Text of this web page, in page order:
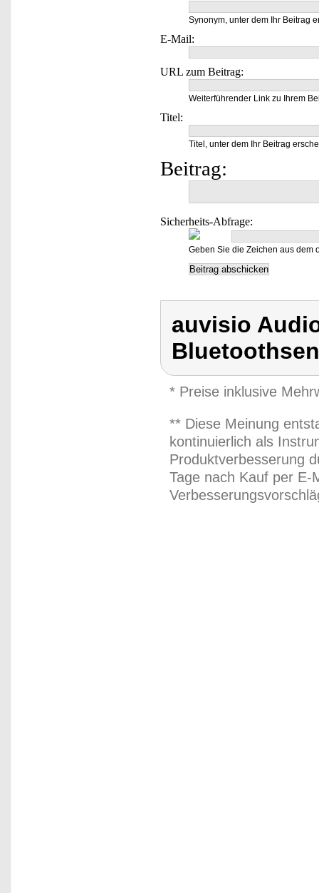
Synonym, unter dem Ihr Beitrag
E-Mail:
URL zum Beitrag:
Weiterführender Link zu Ihrem
Titel:
Titel, unter dem Ihr Beitrag
Beitrag:
Sicherheits-Abfrage:
Geben Sie die Zeichen aus dem
auvisio
* Preise inklusive
** Diese Meinung
kontinuierlich als
Produktverbesserung
Tage nach Kauf per E-